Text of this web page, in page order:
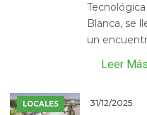
Blanca, se
un
Leer Más
LOCALES 31/12/2025